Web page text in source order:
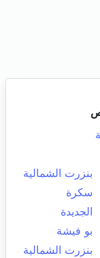
بنزرت الشمالية
سكرة
الجديدة
بو فيشة
بنزرت الشمالية